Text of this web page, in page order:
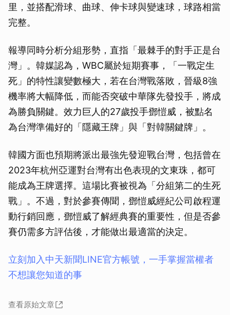
里，並搭配滑球、曲球、伸卡球與變速球，球路相當
完整。
報導同時分析分組形勢，直指「最棘手的對手正是台
灣」。韓媒認為，WBC屬於短期賽事，「一戰定生
死」的特性讓變數極大，若在台灣戰落敗，晉級8強
機率將大幅降低，而能否突破中華隊先發投手，將成
為勝負關鍵。效力巨人的27歲投手鄧愷威，被點名
為台灣準備好的「隱藏王牌」與「對韓關鍵牌」。
韓國方面也預期將派出最強先發迎戰台灣，包括曾在
2023年杭州亞運對台灣有出色表現的文東珠，都可
能成為王牌選擇。這場比賽被視為「分組第二的生死
戰」。不過，對於參賽傳聞，鄧愷威經紀公司啟程運
動行銷回應，鄧愷威了解經典賽的重要性，但是否參
賽仍需多方評估後，才能做出最適當的決定。
立刻加入中天新聞LINE官方帳號，一手掌握當權者
不想讓您知道的事
查看原始文章